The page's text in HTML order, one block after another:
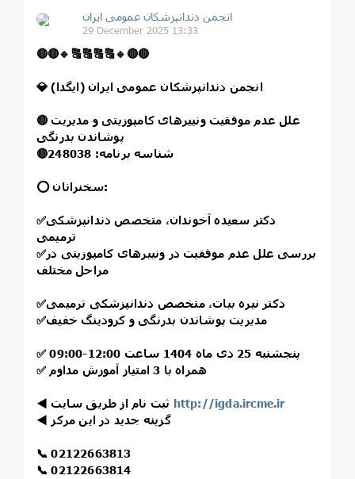
انجمن دندانپزشکان عمومی ایران
29 December 2025 13:33
🔴🔴🔹 🔠🔠🔠🔠🔹🔴🔴
💎 انجمن دندانپزشکان عمومی ایران (ایگدا)
🔴 علل عدم موفقیت ونییرهای کامپوزیتی و مدیریت
پوشاندن بدرنگی
🔴
شناسه برنامه: 248038
⭕️ سخنرانان:
✅دکتر سعیده آخوندان، متخصص دندانپزشکی
ترمیمی
✅بررسی علل عدم موفقیت در ونییرهای کامپوزیتی در
مراحل مختلف
✅دکتر نیره بیات، متخصص دندانپزشکی ترمیمی
✅مدیریت پوشاندن بدرنگی و کرودینگ خفیف
✅
پنجشنبه 25 دی ماه 1404 ساعت 12:00-09:00
✅
همراه با 3 امتیاز آموزش مداوم
◀️
http://igda.ircme.ir
◀️ گزینه جدید در این مرکز
📞 02122663813
📞 02122663814